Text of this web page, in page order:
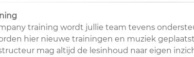
training wordt jullie team tevens
hier nieuwe trainingen en muziek
mag altijd de lesinhoud naar eigen